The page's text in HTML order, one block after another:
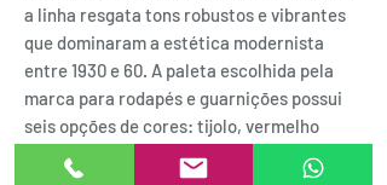
a linha resgata tons robustos e vibrantes
que dominaram a estética modernista
entre 1930 e 60. A paleta escolhida pela
marca para rodapés e guarnições possui
seis opções de cores: tijolo, vermelho
escuro, rupestre, pistache, eucalipto e